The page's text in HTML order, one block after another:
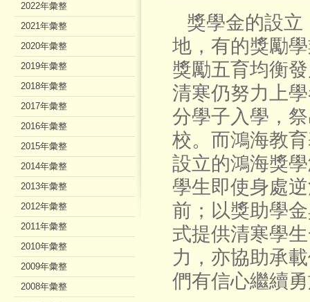
獎學金的設立
地，有的獎勵
獎勵五育均衡
清寒仍努力上
分學子入學，
校。而鴻海教
設立的鴻海獎
學生即使身處
前；以獎助學
式提供清寒學
力，亦協助承
們有信心繼續
2022年彙整
2021年彙整
2020年彙整
2019年彙整
2018年彙整
2017年彙整
2016年彙整
2015年彙整
2014年彙整
2013年彙整
2012年彙整
2011年彙整
2010年彙整
2009年彙整
2008年彙整